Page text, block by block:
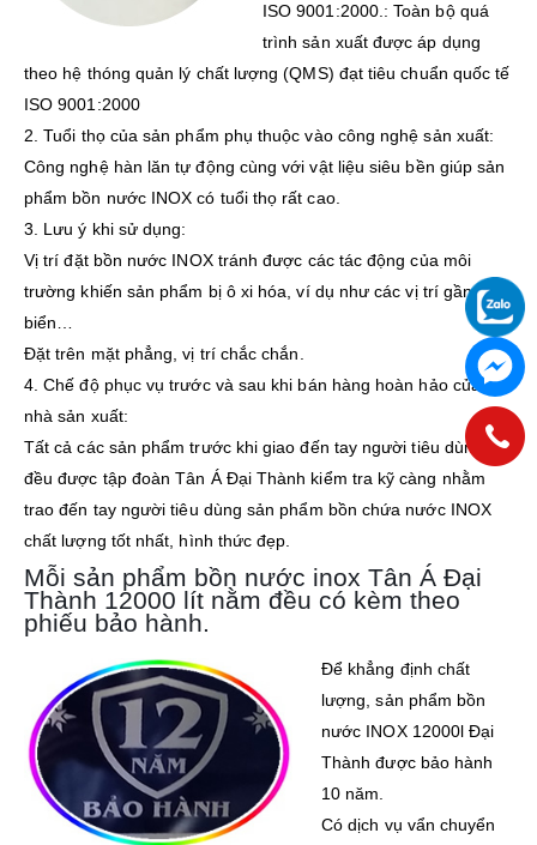
ISO 9001:2000.: Toàn bộ quá
trình sản xuất được áp dụng
theo hệ thóng quản lý chất lượng (QMS) đạt tiêu chuẩn quốc tế
ISO 9001:2000
2. Tuổi thọ của sản phẩm phụ thuộc vào công nghệ sản xuất:
Công nghệ hàn lăn tự động cùng với vật liệu siêu bền giúp sản
phẩm bồn nước INOX có tuổi thọ rất cao.
3. Lưu ý khi sử dụng:
Vị trí đặt bồn nước INOX tránh được các tác động của môi
trường khiến sản phẩm bị ô xi hóa, ví dụ như các vị trí gần bếp,
biển…
Đặt trên mặt phẳng, vị trí chắc chắn.
4. Chế độ phục vụ trước và sau khi bán hàng hoàn hảo của
nhà sản xuất:
Tất cả các sản phẩm trước khi giao đến tay người tiêu dùng
đều được tập đoàn Tân Á Đại Thành kiểm tra kỹ càng nhằm
trao đến tay người tiêu dùng sản phẩm bồn chứa nước INOX
chất lượng tốt nhất, hình thức đẹp.
Mỗi sản phẩm bồn nước inox Tân Á Đại
Thành 12000 lít nằm đều có kèm theo
phiếu bảo hành.
Để khẳng định chất
lượng, sản phẩm bồn
nước INOX 12000l Đại
Thành được bảo hành
10 năm.
Có dịch vụ vẩn chuyển